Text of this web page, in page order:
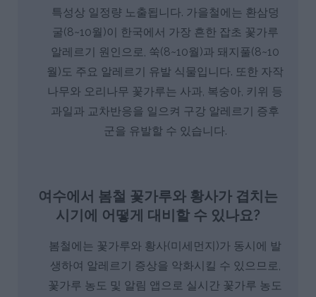
특성상 일정량 노출됩니다. 가을철에는 환삼덩
굴(8~10월)이 한국에서 가장 흔한 잡초 꽃가루
알레르기 원인으로, 쑥(8~10월)과 돼지풀(8~10
월)도 주요 알레르기 유발 식물입니다. 또한 자작
나무와 오리나무 꽃가루는 사과, 복숭아, 키위 등
과일과 교차반응을 일으켜 구강 알레르기 증후
군을 유발할 수 있습니다.
여수에서 봄철 꽃가루와 황사가 겹치는
시기에 어떻게 대비할 수 있나요?
봄철에는 꽃가루와 황사(미세먼지)가 동시에 발
생하여 알레르기 증상을 악화시킬 수 있으므로,
꽃가루 농도 및 알림 앱으로 실시간 꽃가루 농도